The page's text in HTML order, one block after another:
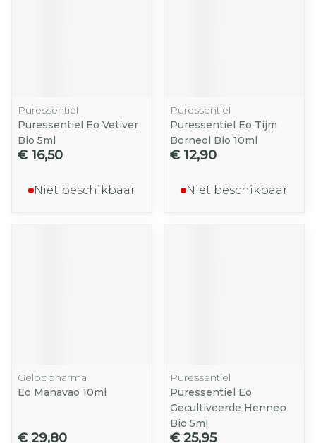
Puressentiel
Puressentiel Eo Vetiver
Bio 5ml
€ 16,50
Niet beschikbaar
Puressentiel
Puressentiel Eo Tijm
Borneol Bio 10ml
€ 12,90
Niet beschikbaar
Gelbopharma
Eo Manavao 10ml
€ 29,80
Puressentiel
Puressentiel Eo
Gecultiveerde Hennep
Bio 5ml
€ 25,95